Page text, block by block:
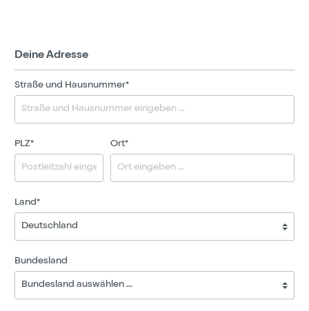
Deine Adresse
Straße und Hausnummer*
PLZ* Ort*
Land*
Bundesland